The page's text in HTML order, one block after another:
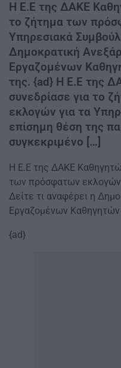
Η Ε.Ε της ΔΑΚΕ
το ζήτημα των
Υπηρεσιακά
Δημοκρατική
Εργαζομένων
της. {ad} Η Ε.Ε της
συνεδρίασε για το
εκλογών για τα
επίσημη θέση της
συγκεκριμένο […]
Η Ε.Ε της ΔΑΚΕ
των πρόσφατων εκλογών
Δείτε τι αναφέρει η
Εργαζομένων
{ad}